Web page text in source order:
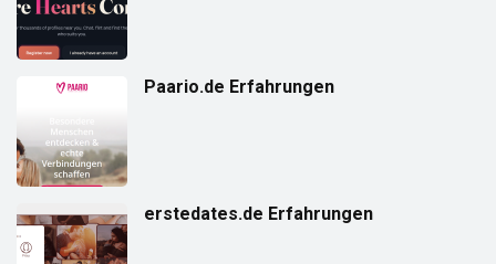
Paario.de Erfahrungen
erstedates.de Erfahrungen